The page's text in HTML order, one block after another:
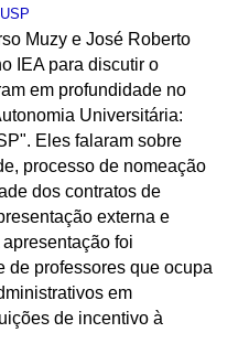
USP
Muzy e José Roberto
IEA para discutir o
em profundidade no
Universitária:
Eles falaram sobre
processo de nomeação
dos contratos de
externa e
foi
de professores que ocupa
em
de incentivo à